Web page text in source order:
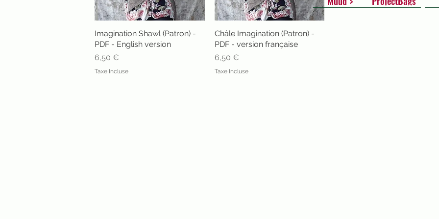
Aperçu rapide
Imagination Shawl (Patron) -
PDF - English version
Prix
6,50 €
Taxe Incluse
Aperçu rapide
Châle Imagination (Patron) -
PDF - version française
Prix
6,50 €
Taxe Incluse